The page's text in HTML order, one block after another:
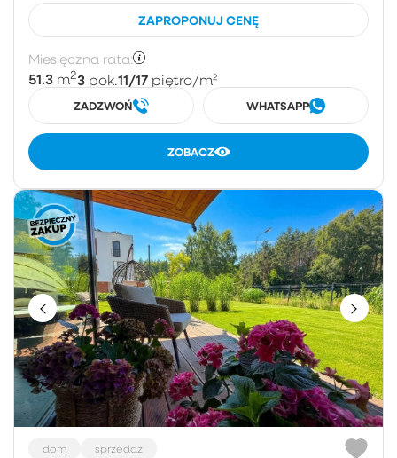
ZAPROPONUJ CENĘ
Miesięczna rata:
51.3 m23 pok.11/17 piętro/m²
ZADZWOŃ WHATSAPP
ZOBACZ
dom sprzedaż